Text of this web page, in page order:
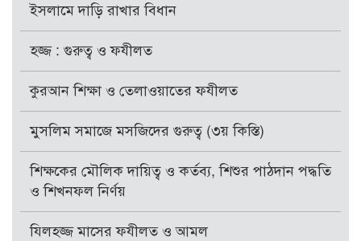
ইসলামে দাড়ি রাখার বিধান
হজ্জ : গুরুত্ব ও ফযীলত
কুরআন শিক্ষা ও তেলাওয়াতের ফযীলত
মুসলিম সমাজে মসজিদের গুরুত্ব (৩য় কিস্তি)
শিক্ষকের মৌলিক দায়িত্ব ও কর্তব্য, শিশুর পাঠদান পদ্ধতি
ও শিখনফল নির্ণয়
যিলহজ্জ মাসের ফযীলত ও আমল